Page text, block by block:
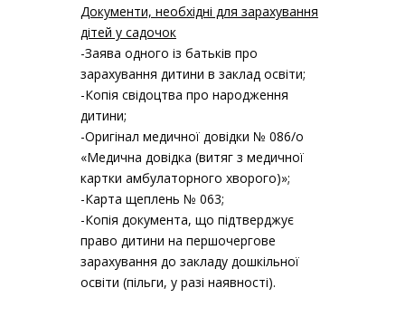
Документи, необхідні для зарахування
дітей у садочок
-Заява одного із батьків про
зарахування дитини в заклад освіти;
-Копія свідоцтва про народження
дитини;
-Оригінал медичної довідки № 086/о
«Медична довідка (витяг з медичної
картки амбулаторного хворого)»;
-Карта щеплень № 063;
-Копія документа, що підтверджує
право дитини на першочергове
зарахування до закладу дошкільної
освіти (пільги, у разі наявності).